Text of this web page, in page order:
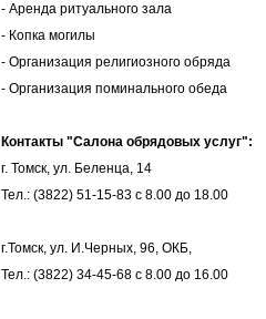
- Аренда ритуального зала
- Копка могилы
- Организация религиозного обряда
- Организация поминального обеда
Контакты "Салона обрядовых услуг":
г. Томск, ул. Беленца, 14
Тел.: (3822) 51-15-83 с 8.00 до 18.00
г.Томск, ул. И.Черных, 96, ОКБ,
Тел.: (3822) 34-45-68 с 8.00 до 16.00